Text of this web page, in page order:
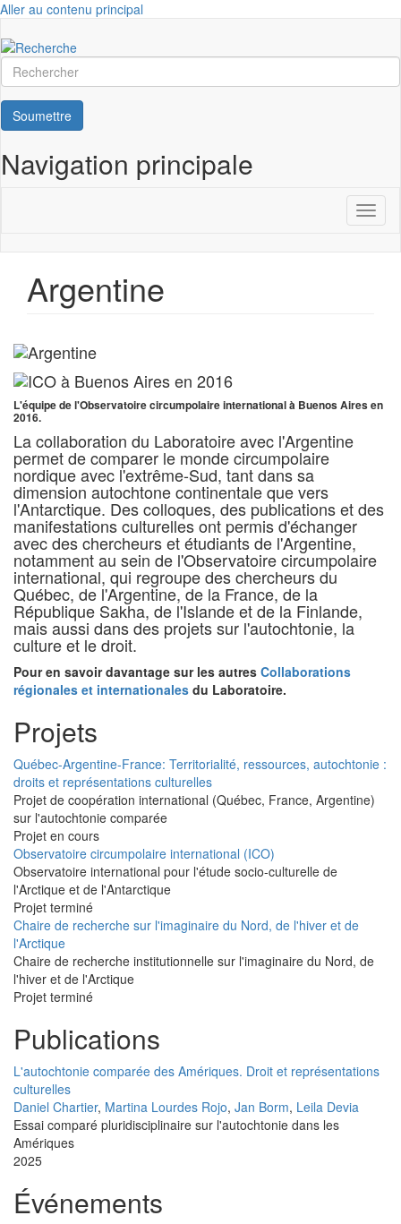
Aller au contenu principal
Rechercher
Soumettre
Navigation principale
Argentine
L'équipe de l'Observatoire circumpolaire international à Buenos Aires en
2016.
La collaboration du Laboratoire avec l'Argentine
permet de comparer le monde circumpolaire
nordique avec l'extrême-Sud, tant dans sa
dimension autochtone continentale que vers
l'Antarctique. Des colloques, des publications et des
manifestations culturelles ont permis d'échanger
avec des chercheurs et étudiants de l'Argentine,
notamment au sein de l'Observatoire circumpolaire
international, qui regroupe des chercheurs du
Québec, de l'Argentine, de la France, de la
République Sakha, de l'Islande et de la Finlande,
mais aussi dans des projets sur l'autochtonie, la
culture et le droit.
Pour en savoir davantage sur les autres Collaborations
régionales et internationales du Laboratoire.
Projets
Québec-Argentine-France: Territorialité, ressources, autochtonie :
droits et représentations culturelles
Projet de coopération international (Québec, France, Argentine)
sur l'autochtonie comparée
Projet en cours
Observatoire circumpolaire international (ICO)
Observatoire international pour l'étude socio-culturelle de
l'Arctique et de l'Antarctique
Projet terminé
Chaire de recherche sur l'imaginaire du Nord, de l'hiver et de
l'Arctique
Chaire de recherche institutionnelle sur l'imaginaire du Nord, de
l'hiver et de l'Arctique
Projet terminé
Publications
L'autochtonie comparée des Amériques. Droit et représentations
culturelles
Daniel Chartier, Martina Lourdes Rojo, Jan Borm, Leila Devia
Essai comparé pluridisciplinaire sur l'autochtonie dans les
Amériques
2025
Événements